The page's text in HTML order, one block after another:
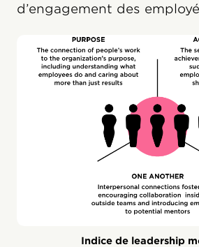
d’engagement des
Indice de leadership